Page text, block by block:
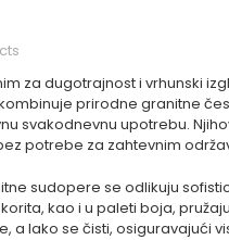
za dugotrajnost i vrhunski
prirodne granitne
svakodnevnu upotrebu.
potrebe za zahtevnim
sudopere se odlikuju
kao i u paleti boja,
a lako se čisti, osiguravajući